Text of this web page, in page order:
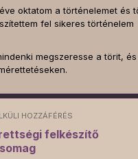
oktatom a történelemet és
fel sikeres történelem
megszeresse a törit,
HOZZÁFÉRÉS
felkészítő